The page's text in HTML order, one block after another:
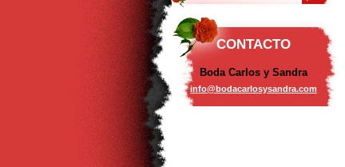
CONTACTO
Boda Carlos y Sandra
info@bodacarlosysandra.com